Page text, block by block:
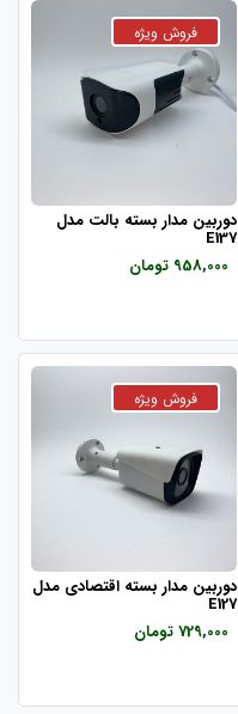
دوربین مدار بسته بالت مدل
E137
958,000 تومان
دوربین مدار بسته اقتصادی مدل
E127
729,000 تومان